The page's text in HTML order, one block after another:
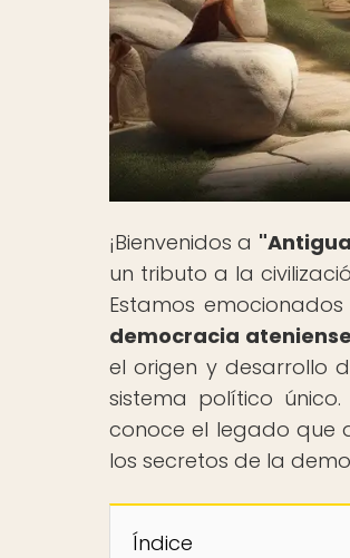
¡Bienvenidos a
un tributo a la
Estamos
democracia
el origen y desarrollo
sistema político
conoce el legado que
los secretos de la
Índice